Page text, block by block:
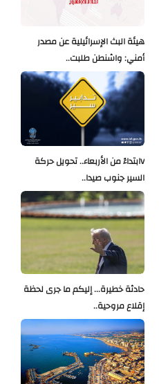
هيئة البث الإسرائيلية عن مصدر
أمني: واشنطن طلبت..
Vابتداءً من الأربعاء.. تحويل حركة
السير جنوب صيدا..
حادثة خطيرة... إليكم ما جرى لحظة
إقلاع مروحية..